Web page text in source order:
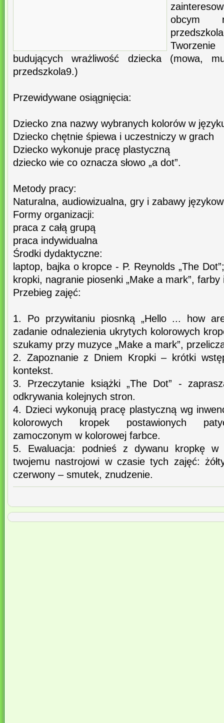
obcym
budujących wrażliwość dziecka (mowa,
przedszkola9.)
Przewidywane osiągnięcia:
Dziecko zna nazwy wybranych kolorów w
Dziecko chętnie śpiewa i uczestniczy w grach
Dziecko wykonuje pracę plastyczną
dziecko wie co oznacza słowo „a dot”.
Metody pracy:
Naturalna, audiowizualna, gry i zabawy
Formy organizacji:
praca z całą grupą
praca indywidualna
Środki dydaktyczne:
laptop, bajka o kropce - P. Reynolds „The
kropki, nagranie piosenki „Make a mark”, farby
Przebieg zajęć:
1. Po przywitaniu piosnką „Hello ... how
zadanie odnalezienia ukrytych kolorowych
szukamy przy muzyce „Make a mark”,
2. Zapoznanie z Dniem Kropki – krótki
kontekst.
3. Przeczytanie książki „The Dot” -
odkrywania kolejnych stron.
4. Dzieci wykonują pracę plastyczną wg
kolorowych kropek postawionych
zamoczonym w kolorowej farbce.
5. Ewaluacja: podnieś z dywanu kropkę w
twojemu nastrojowi w czasie tych zajęć:
czerwony – smutek, znudzenie.